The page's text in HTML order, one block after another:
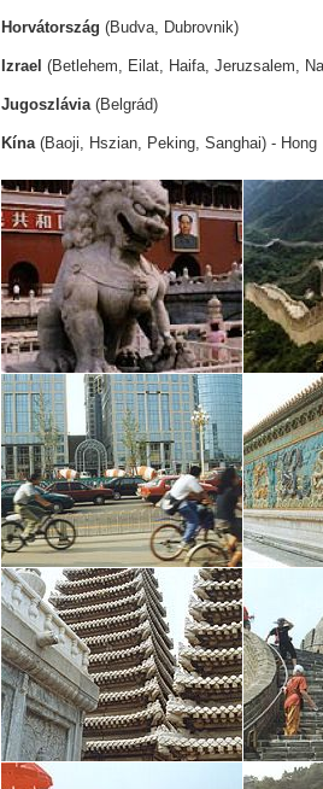
Horvátország (Budva, Dubrovnik)
Izrael (Betlehem, Eilat, Haifa, Jeruzsalem,
Jugoszlávia(Belgrád)
Kína(Baoji, Hszian, Peking, Sanghai) - Hong